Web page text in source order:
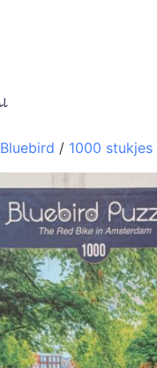
Bluebird / 1000 stukjes